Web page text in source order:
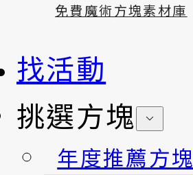
免費魔術方塊素材庫
找活動
挑選方塊
年度推薦方塊